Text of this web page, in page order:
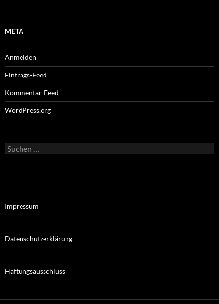
META
Anmelden
Eintrags-Feed
Kommentar-Feed
WordPress.org
Suchen
nach:
Impressum
Datenschutzerklärung
Haftungsausschluss